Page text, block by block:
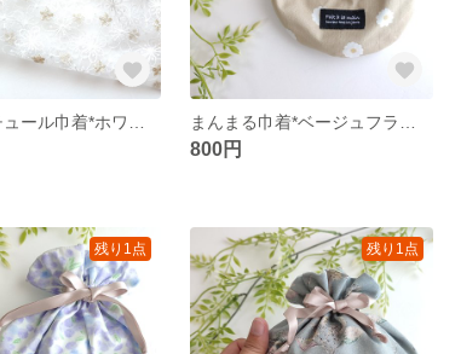
800円
残り1点 残り1点